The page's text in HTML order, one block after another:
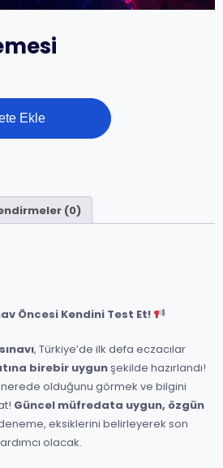
Ekle
(0)
Öncesi Kendini Test Et!
, Türkiye’de ilk defa eczacılar
birebir uygunşekilde hazırlandı!
nerede olduğunu görmek ve bilgini
Güncel müfredata uygun, özgün
eksiklerini belirleyerek son
olacak.